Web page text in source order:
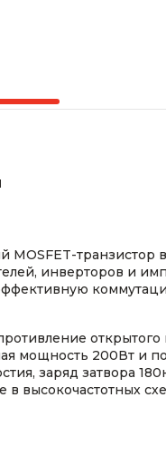
транзистор
инверторов и
открытого
мощность 200Вт и
заряд затвора
высокочастотных